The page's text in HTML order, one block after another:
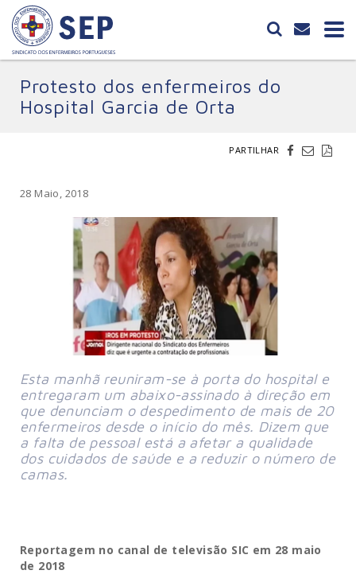
Protesto dos enfermeiros do
Hospital Garcia de Orta
PARTILHAR
28 Maio, 2018
Esta manhã reuniram-se à porta do hospital e
entregaram um abaixo-assinado à direção em
que denunciam o despedimento de mais de 20
enfermeiros desde o início do mês. Dizem que
a falta de pessoal está a afetar a qualidade
dos cuidados de saúde e a reduzir o número de
camas.
Reportagem no canal de televisão SIC em 28 maio
de 2018